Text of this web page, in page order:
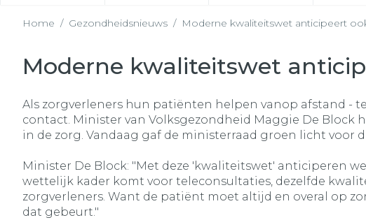
Home / Gezondheidsnieuws / Moderne kwaliteitswet anticipeert
Moderne kwaliteitswet
Als zorgverleners hun patiënten helpen vanop afstand -
contact. Minister van Volksgezondheid Maggie De
in de zorg. Vandaag gaf de ministerraad groen licht voor
Minister De Block: "Met deze 'kwaliteitswet' anticiperen
wettelijk kader komt voor teleconsultaties, dezelfde
zorgverleners. Want de patiënt moet altijd en overal op
dat gebeurt."